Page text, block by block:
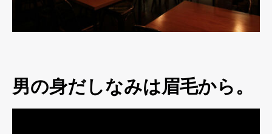
男の身だしなみは眉毛から。